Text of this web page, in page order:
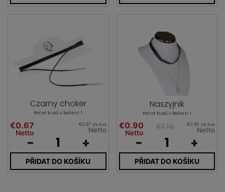
Czarny choker
Počet kusů v balení: 1
€0.67
Netto
€0.67 za kus
Netto
- +
PŘIDAT DO KOŠÍKU
Naszyjnik
Počet kusů v balení: 1
€0.90
Netto
€1.16 €0.90 za kus
Netto
- +
PŘIDAT DO KOŠÍKU